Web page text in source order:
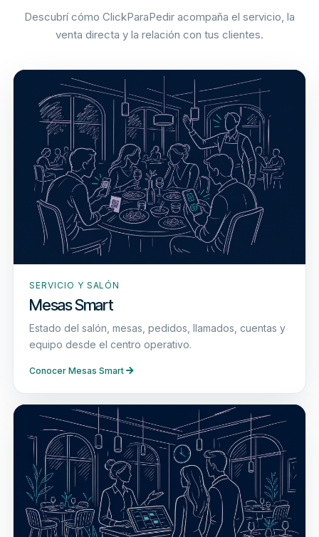
Descubrí cómo ClickParaPedir acompaña el servicio, la
venta directa y la relación con tus clientes.
SERVICIO Y SALÓN
Mesas Smart
Estado del salón, mesas, pedidos, llamados, cuentas y
equipo desde el centro operativo.
Conocer Mesas Smart